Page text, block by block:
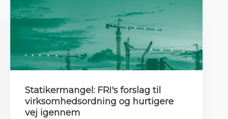
Statikermangel: FRI's forslag til
virksomhedsordning og hurtigere
vej igennem